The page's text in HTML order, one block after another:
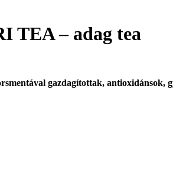
TEA – adag tea
gazdagítottak, antioxidánsok,